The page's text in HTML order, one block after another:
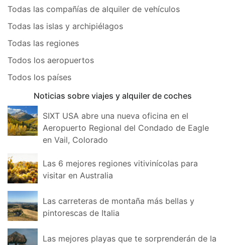
Todas las compañías de alquiler de vehículos
Todas las islas y archipiélagos
Todas las regiones
Todos los aeropuertos
Todos los países
Noticias sobre viajes y alquiler de coches
SIXT USA abre una nueva oficina en el
Aeropuerto Regional del Condado de Eagle
en Vail, Colorado
Las 6 mejores regiones vitivinícolas para
visitar en Australia
Las carreteras de montaña más bellas y
pintorescas de Italia
Las mejores playas que te sorprenderán de la